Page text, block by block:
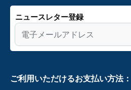
ニュースレター登録
ご利用いただけるお支払い方法：